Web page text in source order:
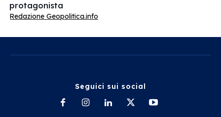
protagonista
Redazione Geopolitica.info
Seguici sui social